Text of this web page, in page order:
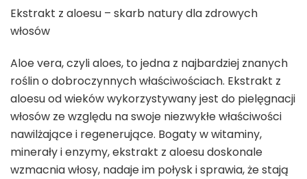
Ekstrakt z aloesu – skarb natury dla zdrowych
włosów
Aloe vera, czyli aloes, to jedna z najbardziej znanych
roślin o dobroczynnych właściwościach. Ekstrakt z
aloesu od wieków wykorzystywany jest do pielęgnacji
włosów ze względu na swoje niezwykłe właściwości
nawilżające i regenerujące. Bogaty w witaminy,
minerały i enzymy, ekstrakt z aloesu doskonale
wzmacnia włosy, nadaje im połysk i sprawia, że stają